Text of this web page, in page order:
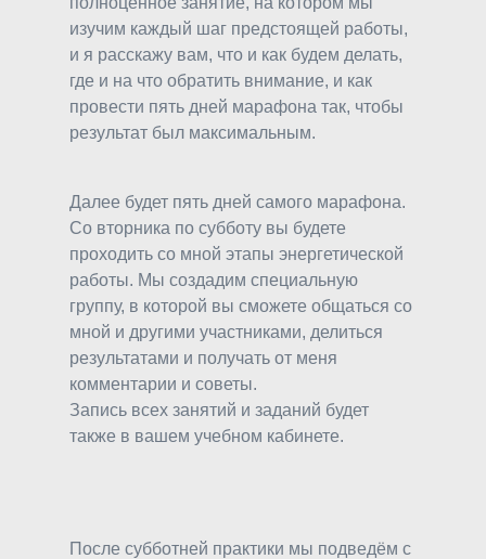
изучим каждый шаг предстоящей работы,
и я расскажу вам, что и как будем делать,
где и на что обратить внимание, и как
провести пять дней марафона так, чтобы
результат был максимальным.
После субботней практики мы подведём с
Далее будет пять дней самого марафона.
Со вторника по субботу вы будете
проходить со мной этапы энергетической
работы. Мы создадим специальную
группу, в которой вы сможете общаться со
мной и другими участниками, делиться
результатами и получать от меня
комментарии и советы.
Запись всех занятий и заданий будет
также в вашем учебном кабинете.